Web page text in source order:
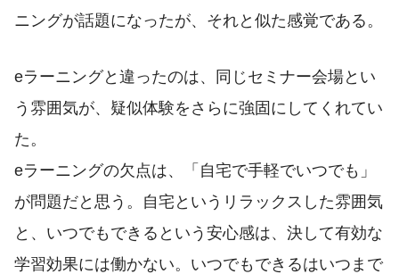
ニングが話題になったが、それと似た感覚である。
eラーニングと違ったのは、同じセミナー会場とい
う雰囲気が、疑似体験をさらに強固にしてくれてい
た。
eラーニングの欠点は、「自宅で手軽でいつでも」
が問題だと思う。自宅というリラックスした雰囲気
と、いつでもできるという安心感は、決して有効な
学習効果には働かない。いつでもできるはいつまで